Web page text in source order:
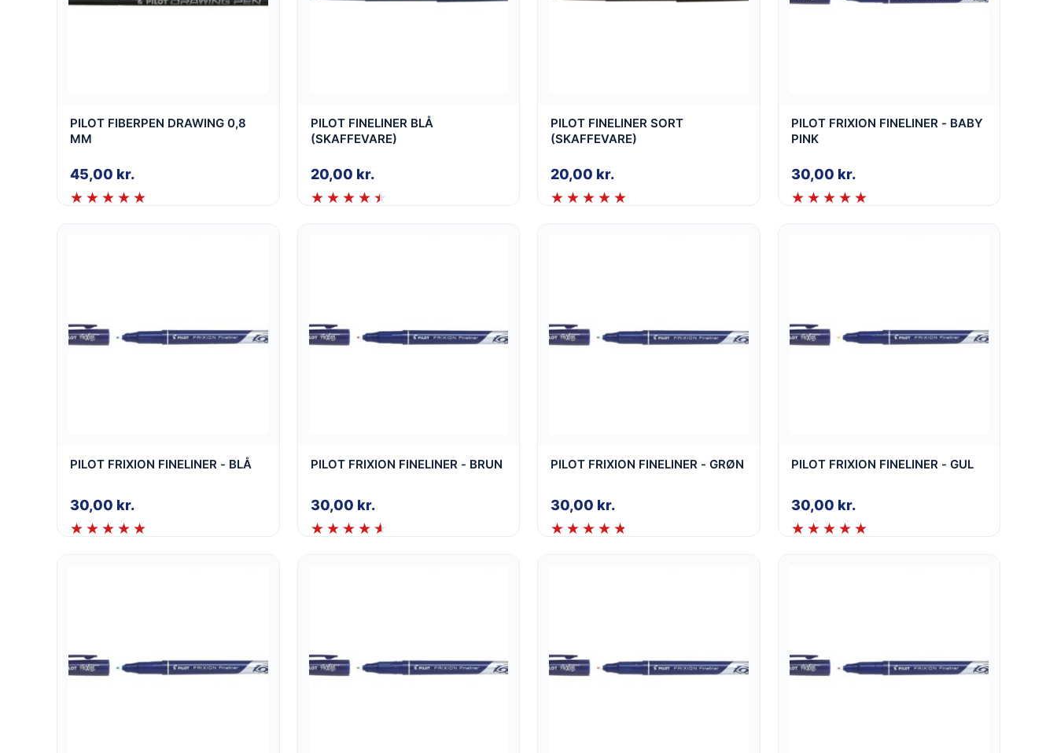
PILOT FIBERPEN DRAWING 0,8
MM
45,00 kr.
PILOT FINELINER BLÅ
(SKAFFEVARE)
20,00 kr.
PILOT FINELINER SORT
(SKAFFEVARE)
20,00 kr.
PILOT FRIXION FINELINER - BABY
PINK
30,00 kr.
PILOT FRIXION FINELINER - BLÅ
30,00 kr.
PILOT FRIXION FINELINER - BRUN
30,00 kr.
PILOT FRIXION FINELINER - GRØN
30,00 kr.
PILOT FRIXION FINELINER - GUL
30,00 kr.